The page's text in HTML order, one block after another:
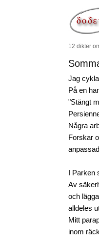
12 dikter
Jag
På en
"Stängt
Några
Forskar
I Parken
Av
och
alldeles
Mitt
inom